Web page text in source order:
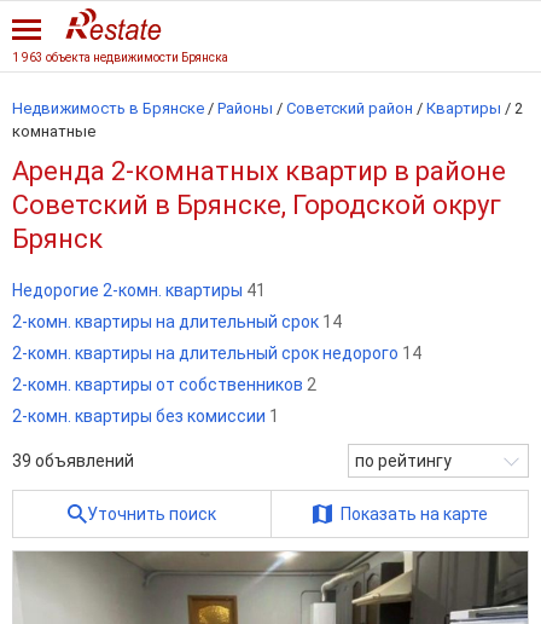
1 963 объекта недвижимости Брянска
Недвижимость в Брянске / Районы / Советский район / Квартиры / 2
комнатные
Аренда 2-комнатных квартир в районе
Советский в Брянске, Городской округ
Брянск
Недорогие 2-комн. квартиры 41
2-комн. квартиры на длительный срок 14
2-комн. квартиры на длительный срок недорого 14
2-комн. квартиры от собственников 2
2-комн. квартиры без комиссии 1
39 объявлений по рейтингу
Уточнить поиск Показать на карте